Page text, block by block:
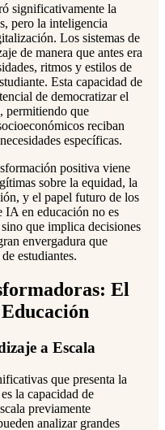
significativamente la
pero la inteligencia
Los sistemas de
de manera que antes era
ritmos y estilos de
Esta capacidad de
de democratizar el
permitiendo que
reciban
específicas.
positiva viene
sobre la equidad, la
y el papel futuro de los
IA en educación no es
que implica decisiones
envergadura que
estudiantes.
El
a Escala
que presenta la
la capacidad de
previamente
analizar grandes